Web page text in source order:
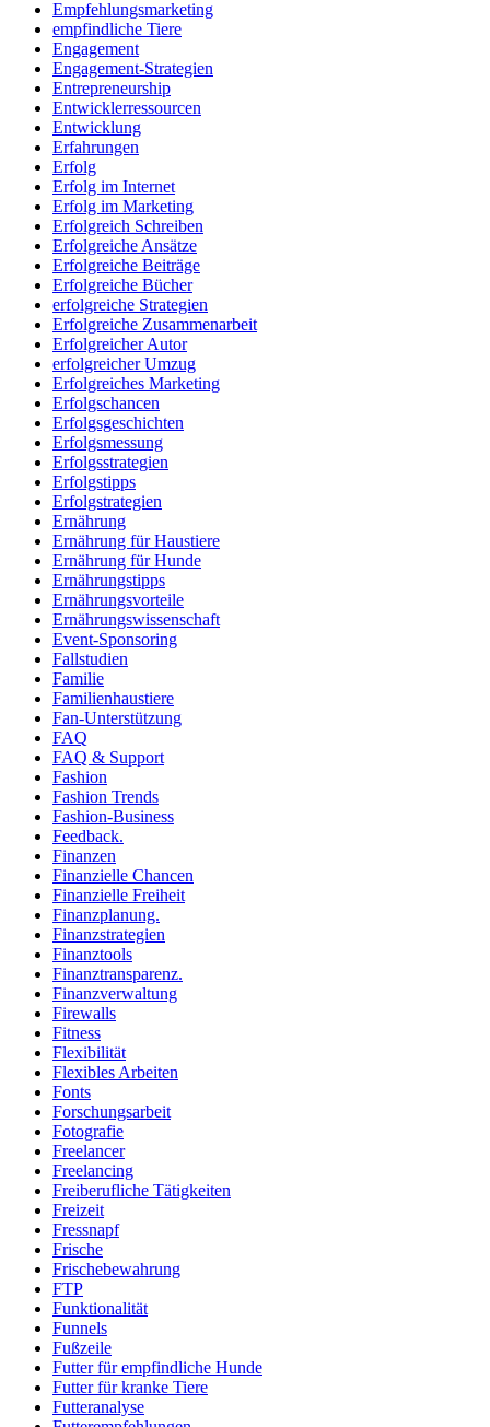
Empfehlungsmarketing
empfindliche Tiere
Engagement
Engagement-Strategien
Entrepreneurship
Entwicklerressourcen
Entwicklung
Erfahrungen
Erfolg
Erfolg im Internet
Erfolg im Marketing
Erfolgreich Schreiben
Erfolgreiche Ansätze
Erfolgreiche Beiträge
Erfolgreiche Bücher
erfolgreiche Strategien
Erfolgreiche Zusammenarbeit
Erfolgreicher Autor
erfolgreicher Umzug
Erfolgreiches Marketing
Erfolgschancen
Erfolgsgeschichten
Erfolgsmessung
Erfolgsstrategien
Erfolgstipps
Erfolgstrategien
Ernährung
Ernährung für Haustiere
Ernährung für Hunde
Ernährungstipps
Ernährungsvorteile
Ernährungswissenschaft
Event-Sponsoring
Fallstudien
Familie
Familienhaustiere
Fan-Unterstützung
FAQ
FAQ & Support
Fashion
Fashion Trends
Fashion-Business
Feedback.
Finanzen
Finanzielle Chancen
Finanzielle Freiheit
Finanzplanung.
Finanzstrategien
Finanztools
Finanztransparenz.
Finanzverwaltung
Firewalls
Fitness
Flexibilität
Flexibles Arbeiten
Fonts
Forschungsarbeit
Fotografie
Freelancer
Freelancing
Freiberufliche Tätigkeiten
Freizeit
Fressnapf
Frische
Frischebewahrung
FTP
Funktionalität
Funnels
Fußzeile
Futter für empfindliche Hunde
Futter für kranke Tiere
Futteranalyse